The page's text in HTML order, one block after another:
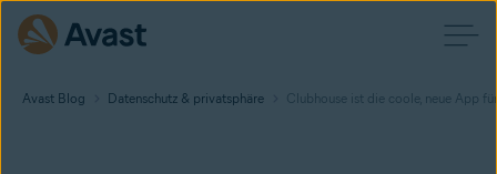
Avast Blog Datenschutz & privatsphäre Clubhouse ist die coole, neue App